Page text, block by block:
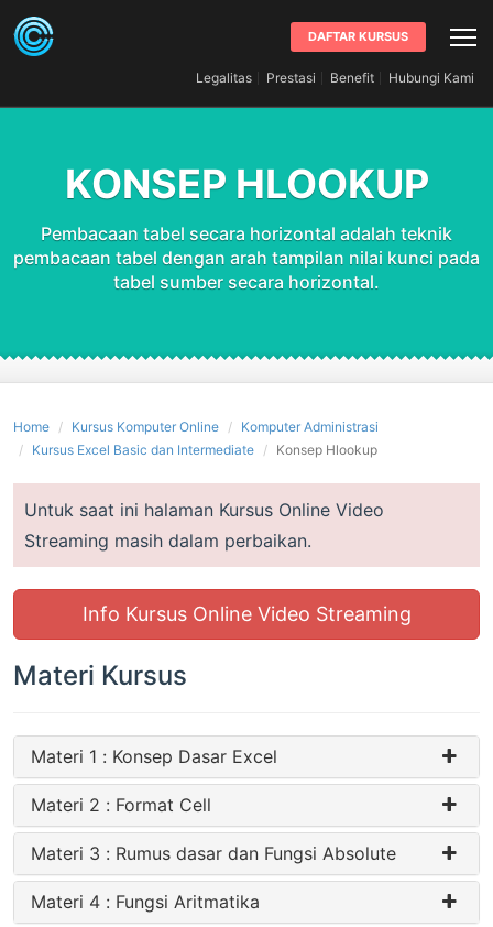
DAFTAR KURSUS
Legalitas Prestasi Benefit Hubungi Kami
KONSEP HLOOKUP
Pembacaan tabel secara horizontal adalah teknik
pembacaan tabel dengan arah tampilan nilai kunci pada
tabel sumber secara horizontal.
Home Kursus Komputer Online
Komputer Administrasi
Kursus Excel Basic dan Intermediate
Konsep Hlookup
Untuk saat ini halaman Kursus Online Video
Streaming masih dalam perbaikan.
Info Kursus Online Video Streaming
Materi Kursus
Materi 1 : Konsep Dasar Excel
Materi 2 : Format Cell
Materi 3 : Rumus dasar dan Fungsi Absolute
Materi 4 : Fungsi Aritmatika